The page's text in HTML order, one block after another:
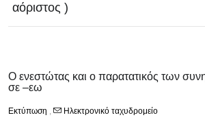
αόριστος )
Ο ενεστώτας και ο παρατατικός των
σε –εω
Εκτύπωση , Ηλεκτρονικό ταχυδρομείο